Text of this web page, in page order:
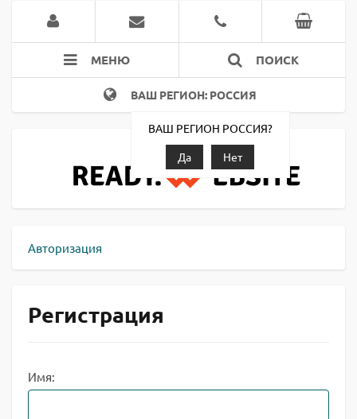
МЕНЮ ПОИСК
ВАШ РЕГИОН: РОССИЯ
ВАШ РЕГИОН РОССИЯ?
Да
Нет
Авторизация
Регистрация
Имя: